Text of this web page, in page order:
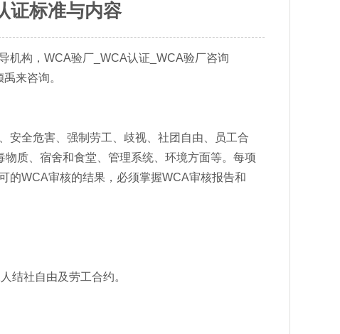
证标准与内容
机构，WCA验厂_WCA认证_WCA验厂咨询
来咨询。
安全危害、强制劳工、歧视、社团自由、员工合
质、宿舍和食堂、管理系统、环境方面等。每项
的WCA审核的结果，必须掌握WCA审核报告和
结社自由及劳工合约。